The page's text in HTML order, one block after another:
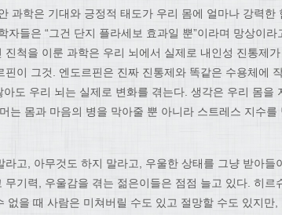
과학은 기대와 긍정적 태도가 우리 몸에 얼마나 강력한
자들은 “그건 단지 플라세보 효과일 뿐”이라며 망상이라
척을 이룬 과학은 우리 뇌에서 실제로 내인성 진통제가
이 그것. 엔도르핀은 진짜 진통제와 똑같은 수용체에
도 우리 뇌는 실제로 변화를 겪는다. 생각은 우리 몸을
는 몸과 마음의 병을 막아줄 뿐 아니라 스트레스 지수를
고, 아무것도 하지 말라고, 우울한 상태를 그냥 받아들
기력, 우울감을 겪는 젊은이들은 점점 늘고 있다. 히르
없을 때 사람은 미쳐버릴 수도 있고 절망할 수도 있지만,